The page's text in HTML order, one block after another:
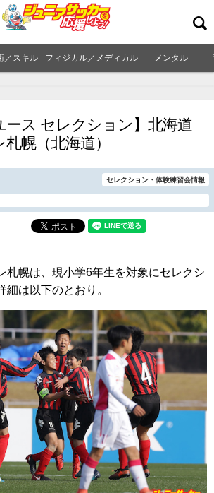
／スキル フィジカル／メディカル メンタル
ース セレクション】北海道
幌（北海道）
セレクション・体験練習会情報
札幌は、現小学6年生を対象にセレクシ
細は以下のとおり。